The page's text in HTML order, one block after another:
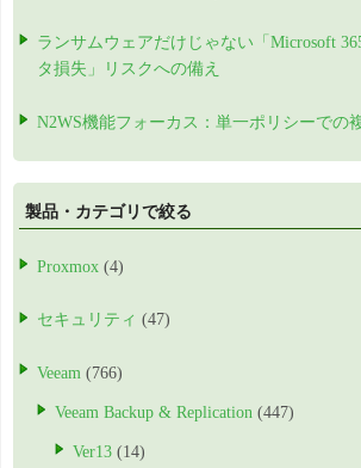
ランサムウェアだけじゃない「Microsoft
タ損失」リスクへの備え
N2WS機能フォーカス：単一ポリシーでの
製品・カテゴリで絞る
Proxmox (4)
セキュリティ (47)
Veeam (766)
Veeam Backup & Replication (447)
Ver13 (14)